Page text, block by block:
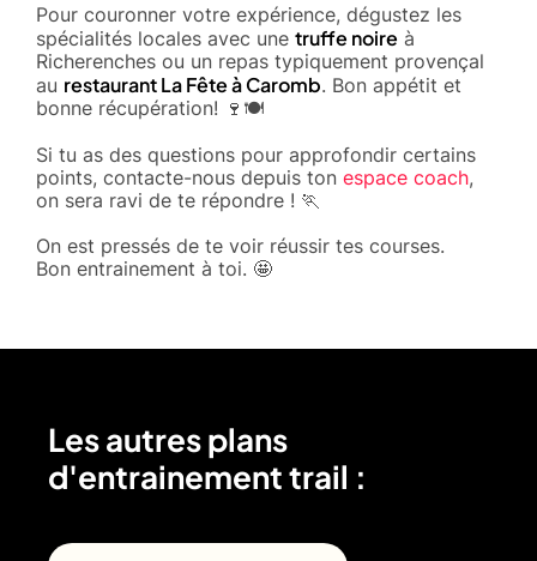
Pour couronner votre expérience, dégustez les
spécialités locales avec une truffe noire à
Richerenches ou un repas typiquement provençal
au restaurant La Fête à Caromb. Bon appétit et
bonne récupération! 🍷🍽️
Si tu as des questions pour approfondir certains
points, contacte-nous depuis ton espace coach,
on sera ravi de te répondre ! 🏃
On est pressés de te voir réussir tes courses.
Bon entrainement à toi. 🤩
Les autres plans
d'entrainement trail :